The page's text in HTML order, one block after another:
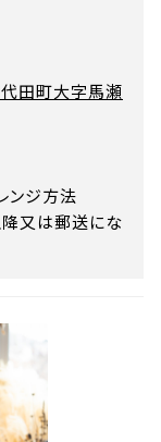
田町大字馬瀬
ンジ方法
又は郵送にな